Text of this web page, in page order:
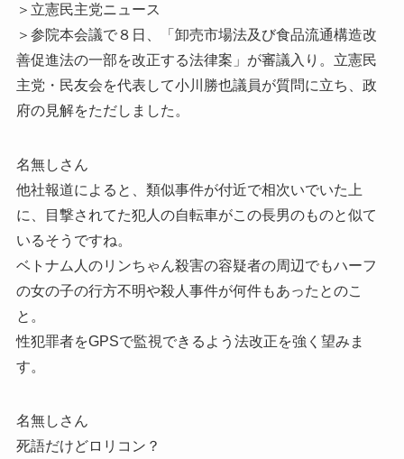
＞立憲民主党ニュース
＞参院本会議で８日、「卸売市場法及び食品流通構造改
善促進法の一部を改正する法律案」が審議入り。立憲民
主党・民友会を代表して小川勝也議員が質問に立ち、政
府の見解をただしました。
名無しさん
他社報道によると、類似事件が付近で相次いでいた上
に、目撃されてた犯人の自転車がこの長男のものと似て
いるそうですね。
ベトナム人のリンちゃん殺害の容疑者の周辺でもハーフ
の女の子の行方不明や殺人事件が何件もあったとのこ
と。
性犯罪者をGPSで監視できるよう法改正を強く望みま
す。
名無しさん
死語だけどロリコン？